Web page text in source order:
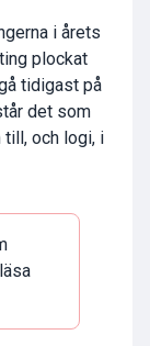
i årets
plockat
tidigast på
det som
till, och logi, i